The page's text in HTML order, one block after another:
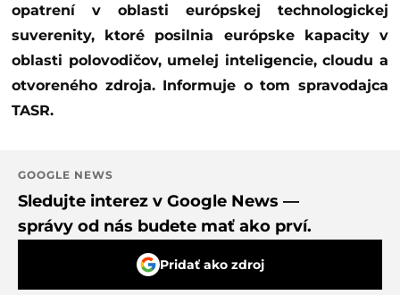
opatrení v oblasti európskej technologickej
suverenity, ktoré posilnia európske kapacity v
oblasti polovodičov, umelej inteligencie, cloudu a
otvoreného zdroja. Informuje o tom spravodajca
TASR.
GOOGLE NEWS
Sledujte interez v Google News —
správy od nás budete mať ako prví.
Pridať ako zdroj